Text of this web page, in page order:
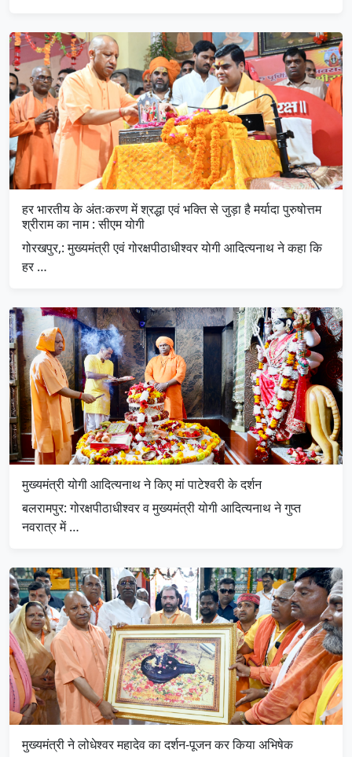
हर भारतीय के अंतःकरण में श्रद्धा एवं भक्ति से जुड़ा है मर्यादा पुरुषोत्तम
श्रीराम का नाम : सीएम योगी
गोरखपुर,: मुख्यमंत्री एवं गोरक्षपीठाधीश्वर योगी आदित्यनाथ ने कहा कि
हर …
मुख्यमंत्री योगी आदित्यनाथ ने किए मां पाटेश्वरी के दर्शन
बलरामपुर: गोरक्षपीठाधीश्वर व मुख्यमंत्री योगी आदित्यनाथ ने गुप्त
नवरात्र में …
मुख्यमंत्री ने लोधेश्वर महादेव का दर्शन-पूजन कर किया अभिषेक